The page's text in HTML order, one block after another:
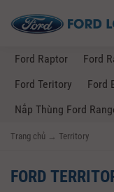
Ford Raptor Ford
Ford Teritory
Ford
Nắp Thùng Ford
Trang chủ → Territory
FORD